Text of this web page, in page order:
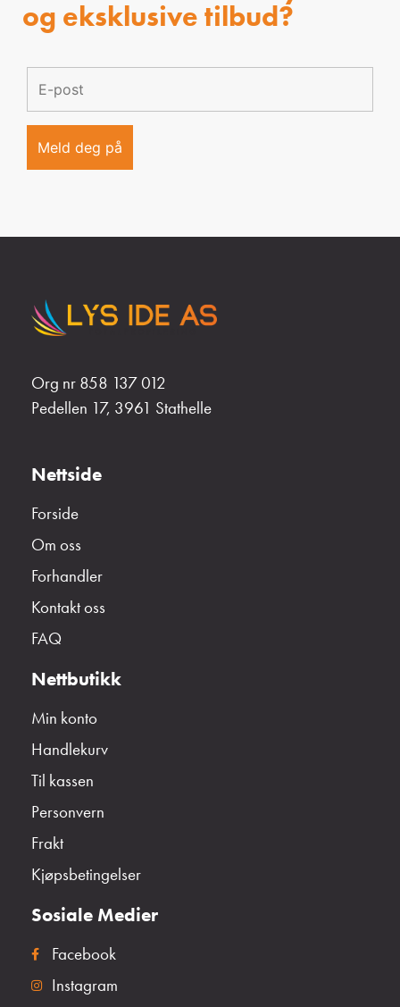
og eksklusive tilbud?
Org nr 858 137 012
Pedellen 17, 3961 Stathelle
Nettside
Forside
Om oss
Forhandler
Kontakt oss
FAQ
Nettbutikk
Min konto
Handlekurv
Til kassen
Personvern
Frakt
Kjøpsbetingelser
Sosiale Medier
Facebook
Instagram